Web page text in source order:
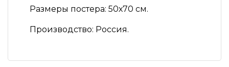
Размеры постера: 50х70 см.
Производство: Россия.